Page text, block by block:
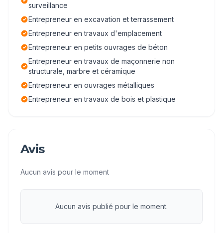
surveillance
Entrepreneur en excavation et terrassement
Entrepreneur en travaux d'emplacement
Entrepreneur en petits ouvrages de béton
Entrepreneur en travaux de maçonnerie non
structurale, marbre et céramique
Entrepreneur en ouvrages métalliques
Entrepreneur en travaux de bois et plastique
Avis
Aucun avis pour le moment
Aucun avis publié pour le moment.